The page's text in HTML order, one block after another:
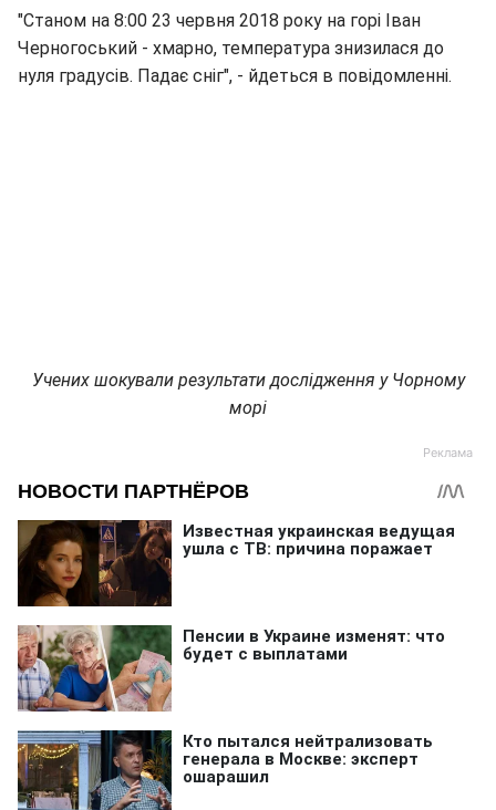
"Станом на 8:00 23 червня 2018 року на горі Іван
Черногоський - хмарно, температура знизилася до
нуля градусів. Падає сніг", - йдеться в повідомленні.
Учених шокували результати дослідження у Чорному
морі